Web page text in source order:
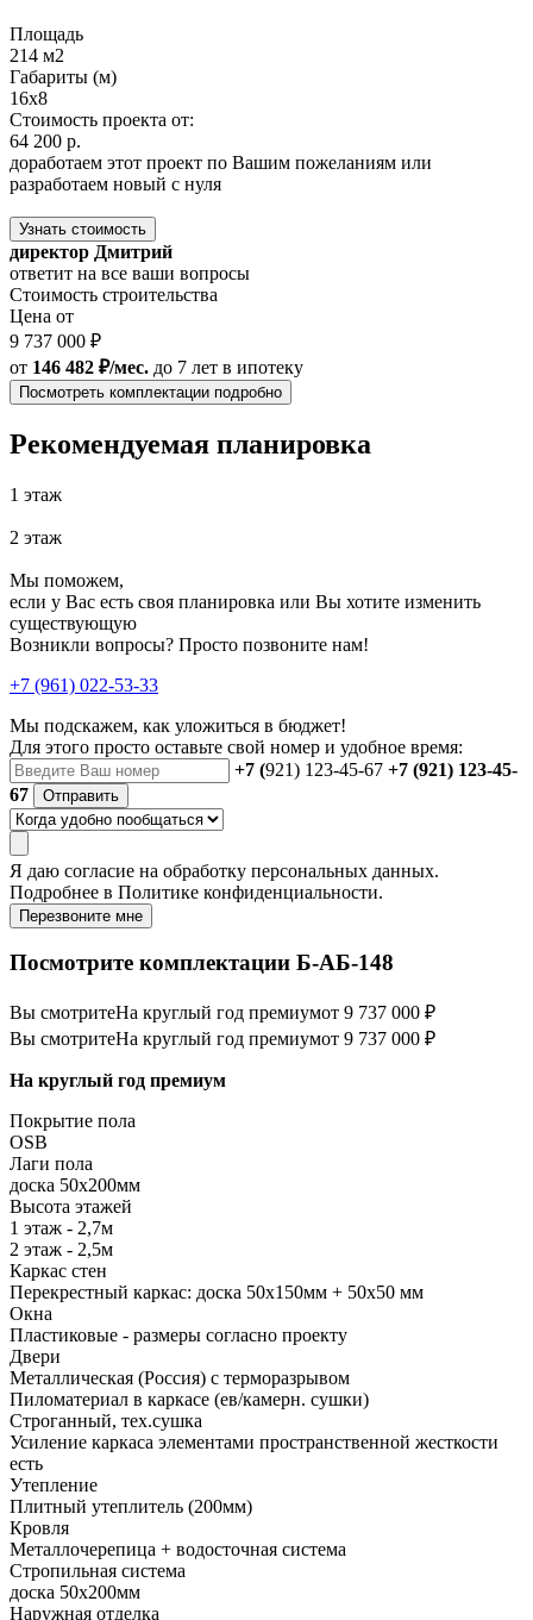
Площадь
214 м2
Габариты (м)
16x8
Стоимость проекта от:
64 200 р.
доработаем этот проект по Вашим пожеланиям или
разработаем новый с нуля
Узнать стоимость
директор Дмитрий
ответит на все ваши вопросы
Стоимость строительства
Цена от
9 737 000 ₽
от 146 482 ₽/мес. до 7 лет в ипотеку
Посмотреть комплектации подробно
Рекомендуемая планировка
1 этаж
2 этаж
Мы поможем,
если у Вас есть своя планировка или Вы хотите изменить
существующую
Возникли вопросы? Просто позвоните нам!
+7 (961) 022-53-33
Мы подскажем, как уложиться в бюджет!
Для этого просто оставьте свой номер и удобное время:
+7 (921) 123-45-67 +7 (921) 123-45-
67
Отправить
Я даю согласие на обработку персональных данных.
Подробнее в Политике конфиденциальности.
Перезвоните мне
Посмотрите комплектации Б-АБ-148
Вы смотритеНа круглый год премиумот 9 737 000 ₽
Вы смотритеНа круглый год премиумот 9 737 000 ₽
На круглый год премиум
Покрытие пола
ОSB
Лаги пола
доска 50х200мм
Высота этажей
1 этаж - 2,7м
2 этаж - 2,5м
Каркас стен
Перекрестный каркас: доска 50х150мм + 50х50 мм
Окна
Пластиковые - размеры согласно проекту
Двери
Металлическая (Россия) с терморазрывом
Пиломатериал в каркасе (ев/камерн. сушки)
Строганный, тех.сушка
Усиление каркаса элементами пространственной жесткости
есть
Утепление
Плитный утеплитель (200мм)
Кровля
Металлочерепица + водосточная система
Стропильная система
доска 50х200мм
Наружная отделка